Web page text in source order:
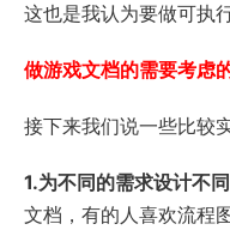
这也是我认为要做可执
做游戏文档的需要考虑
接下来我们说一些比较
1.为不同的需求设计不同
文档，有的人喜欢流程